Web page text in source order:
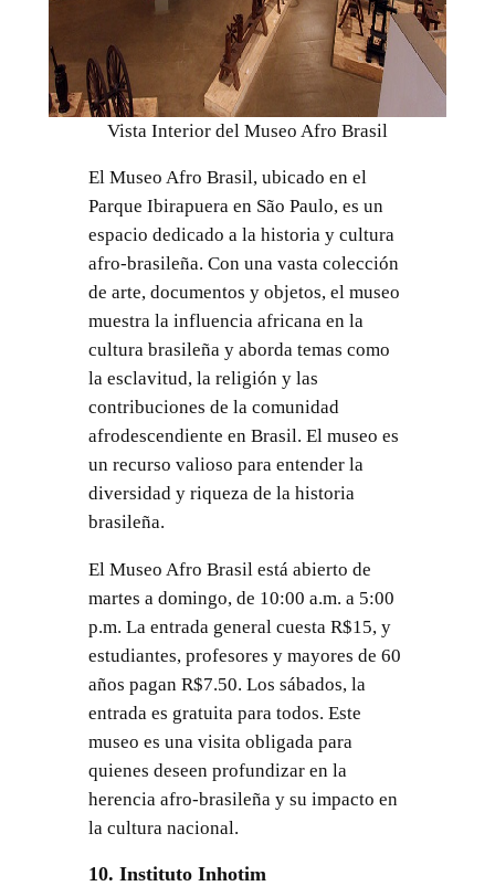
Vista Interior del Museo Afro Brasil
El Museo Afro Brasil, ubicado en el
Parque Ibirapuera en São Paulo, es un
espacio dedicado a la historia y cultura
afro-brasileña. Con una vasta colección
de arte, documentos y objetos, el museo
muestra la influencia africana en la
cultura brasileña y aborda temas como
la esclavitud, la religión y las
contribuciones de la comunidad
afrodescendiente en Brasil. El museo es
un recurso valioso para entender la
diversidad y riqueza de la historia
brasileña.
El Museo Afro Brasil está abierto de
martes a domingo, de 10:00 a.m. a 5:00
p.m. La entrada general cuesta R$15, y
estudiantes, profesores y mayores de 60
años pagan R$7.50. Los sábados, la
entrada es gratuita para todos. Este
museo es una visita obligada para
quienes deseen profundizar en la
herencia afro-brasileña y su impacto en
la cultura nacional.
10. Instituto Inhotim